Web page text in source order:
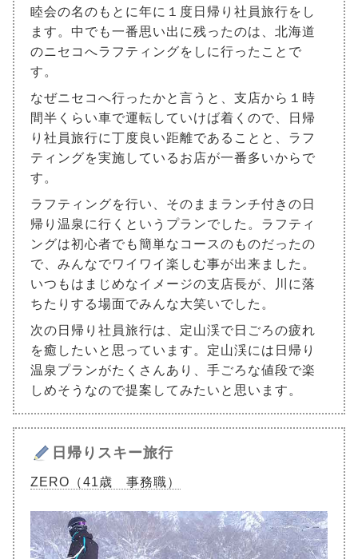
睦会の名のもとに年に１度日帰り社員旅行をし
ます。中でも一番思い出に残ったのは、北海道
のニセコへラフティングをしに行ったことで
す。
なぜニセコへ行ったかと言うと、支店から１時
間半くらい車で運転していけば着くので、日帰
り社員旅行に丁度良い距離であることと、ラフ
ティングを実施しているお店が一番多いからで
す。
ラフティングを行い、そのままランチ付きの日
帰り温泉に行くというプランでした。ラフティ
ングは初心者でも簡単なコースのものだったの
で、みんなでワイワイ楽しむ事が出来ました。
いつもはまじめなイメージの支店長が、川に落
ちたりする場面でみんな大笑いでした。
次の日帰り社員旅行は、定山渓で日ごろの疲れ
を癒したいと思っています。定山渓には日帰り
温泉プランがたくさんあり、手ごろな値段で楽
しめそうなので提案してみたいと思います。
日帰りスキー旅行
ZERO（41歳 事務職）